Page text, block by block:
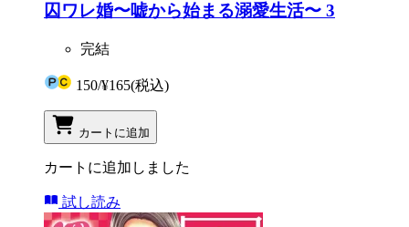
囚ワレ婚〜嘘から始まる溺愛生活〜 3
完結
150/¥165(税込)
カートに追加
カートに追加しました
試し読み